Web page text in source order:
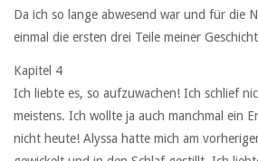
Da ich so lange abwesend war und für die
einmal die ersten drei Teile meiner
Kapitel 4
Ich liebte es, so aufzuwachen! Ich schlief
meistens. Ich wollte ja auch manchmal ein
nicht heute! Alyssa hatte mich am